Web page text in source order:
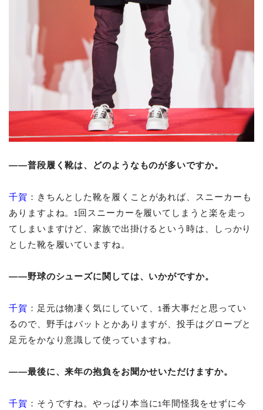
――普段履く靴は、どのようなものが多いですか。
千賀 ：きちんとした靴を履くことがあれば、スニーカーも
ありますよね。1回スニーカーを履いてしまうと楽を走っ
てしまいますけど、家族で出掛けるという時は、しっかり
とした靴を履いていますね。
――野球のシューズに関しては、いかがですか。
千賀 ：足元は物凄く気にしていて、1番大事だと思ってい
るので、野手はバットとかありますが、投手はグローブと
足元をかなり意識して使っていますね。
――最後に、来年の抱負をお聞かせいただけますか。
千賀 ：そうですね。やっぱり本当に1年間怪我をせずに今